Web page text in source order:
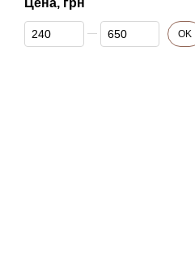
Цена, грн
От Цена, грн
До Цена, грн OK